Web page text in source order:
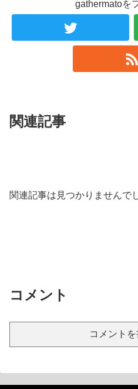
gathermatoを
関連記事
関連記事は見つかりませんで
コメント
コメント